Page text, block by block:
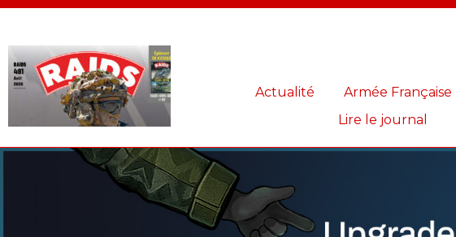
Actualité Armée Française
Lire le journal
Panneau de gestion des cookies